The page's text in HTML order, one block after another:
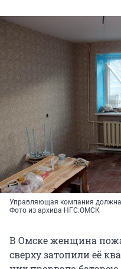
Управляющая компания
Фото из архива НГС.ОМСК
В Омске женщина
сверху затопили её